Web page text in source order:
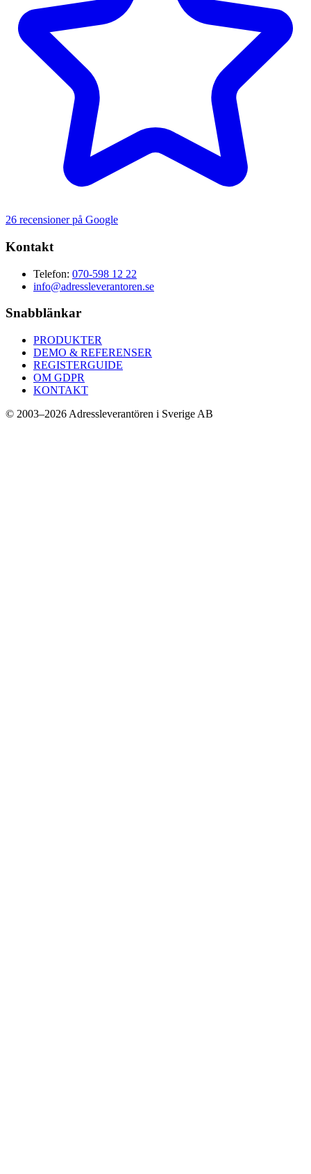
26 recensioner på Google
Kontakt
Telefon: 070-598 12 22
info@adressleverantoren.se
Snabblänkar
PRODUKTER
DEMO & REFERENSER
REGISTERGUIDE
OM GDPR
KONTAKT
© 2003–2026 Adressleverantören i Sverige AB